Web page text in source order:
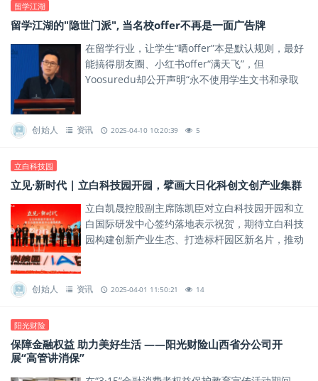
留学江湖
留学江湖的"隐世门派", 当名校offer不再是一面广告牌
在留学行业，让学生“晒offer”本是默认规则，最好
能搞得朋友圈、小红书offer“满天飞”，但
Yoosuredu却公开声明“永不使用学生文书和录取
创始人 资讯 2025-04-10 10:20:39 5
立白科技园
立见·新时代 | 立白科技园开园，擘画大日化科创文创产业集群
立白凯晟控股副主席陈凯臣对立白科技园开园和立
白国际研发中心签约落地表示祝贺，期待立白科技
园构建创新产业生态、打造标杆园区新名片，推动
创始人 资讯 2025-04-01 11:50:21 14
阳光财险
保障金融权益 助力美好生活 ——阳光财险山西省分公司开
展“高管讲消保”